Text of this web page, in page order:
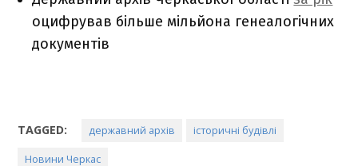
оцифрував більше мільйона генеалогічних
документів
TAGGED: державний архів історичні будівлі
Новини Черкас